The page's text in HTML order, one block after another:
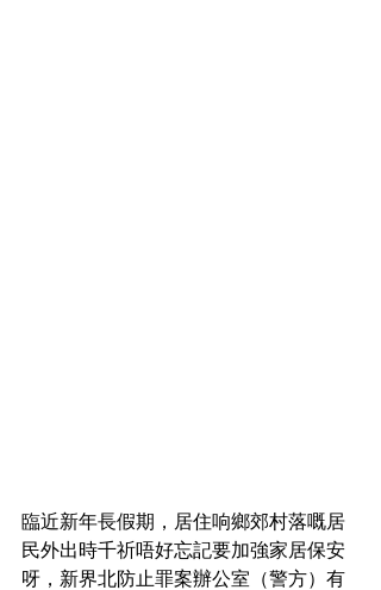
臨近新年長假期，居住响鄉郊村落嘅居
民外出時千祈唔好忘記要加強家居保安
呀，新界北防止罪案辦公室（警方）有